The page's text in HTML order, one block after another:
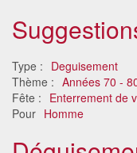
Type : Deguisement
Thème : Années 70 -
Fête : Enterrement de
Pour Homme